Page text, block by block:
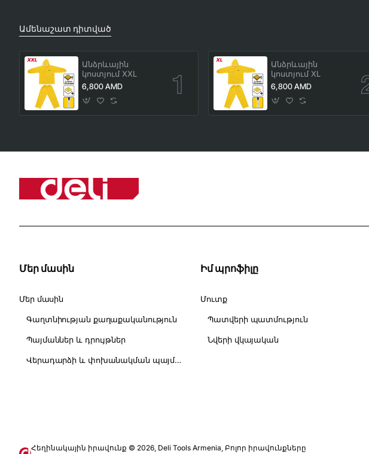
Ամենաշատ դիտված
Անձրևային
կոստյում XXL
6,800 AMD
Անձրևային
կոստյում XL
6,800 AMD
Մեր մասին
Մեր մասին
Գաղտնիության քաղաքականություն
Պայմաններ և դրույթներ
Վերադարձի և փոխանակման պայմաններ
Իմ պրոֆիլը
Մուտք
Պատվերի պատմություն
Նվերի վկայական
Հեղինակային իրավունք © 2026, Deli Tools Armenia, Բոլոր իրավունքները